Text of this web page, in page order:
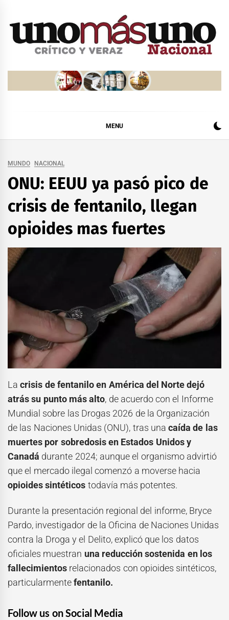
MENU
MUNDO NACIONAL
ONU: EEUU ya pasó pico de
crisis de fentanilo, llegan
opioides mas fuertes
Lacrisis de fentanilo en América del Norte dejó
atrás su punto más alto, de acuerdo con el Informe
Mundial sobre las Drogas 2026 de la Organización
de las Naciones Unidas (ONU), tras unacaída de las
muertes por sobredosis en Estados Unidos y
Canadá durante 2024; aunque el organismo advirtió
que el mercado ilegal comenzó a moverse hacia
opioides sintéticos todavía más potentes.
Durante la presentación regional del informe, Bryce
Pardo, investigador de la Oficina de Naciones Unidas
contra la Droga y el Delito, explicó que los datos
oficiales muestran una reducción sostenida en los
fallecimientos relacionados con opioides sintéticos,
particularmentefentanilo.
Follow us on Social Media